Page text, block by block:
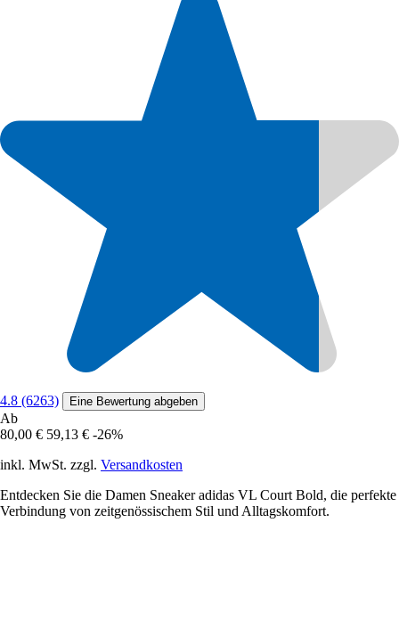
4.8 (6263) Eine Bewertung abgeben
Ab
80,00 € 59,13 € -26%
inkl. MwSt. zzgl. Versandkosten
Entdecken Sie die Damen Sneaker adidas VL Court Bold, die perfekte
Verbindung von zeitgenössischem Stil und Alltagskomfort.